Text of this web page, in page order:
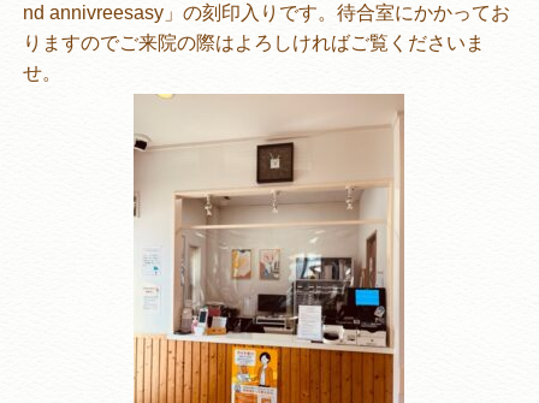
nd annivreesasy」の刻印入りです。待合室にかかってお
りますのでご来院の際はよろしければご覧くださいま
せ。